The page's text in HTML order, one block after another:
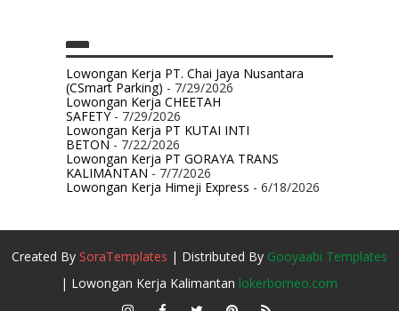
Lowongan Kerja PT. Chai Jaya Nusantara
(CSmart Parking) - 7/29/2026
Lowongan Kerja CHEETAH
SAFETY- 7/29/2026
Lowongan Kerja PT KUTAI INTI
BETON- 7/22/2026
Lowongan Kerja PT GORAYA TRANS
KALIMANTAN- 7/7/2026
Lowongan Kerja Himeji Express - 6/18/2026
Created By SoraTemplates | Distributed By Gooyaabi Templates
| Lowongan Kerja Kalimantan lokerborneo.com